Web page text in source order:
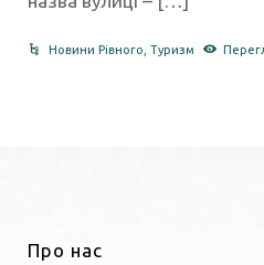
Новини Рівного,Туризм
Про нас